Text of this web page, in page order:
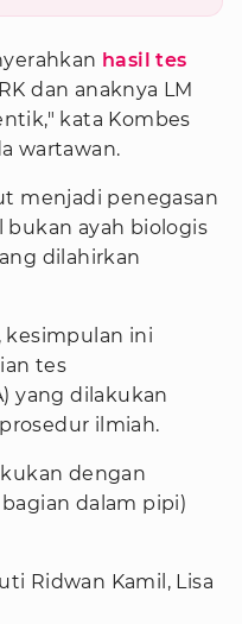
hasil tes
dan anaknya LM
kata Kombes
wartawan.
menjadi penegasan
bukan ayah biologis
dilahirkan
kesimpulan ini
tes
yang dilakukan
ilmiah.
dengan
dalam pipi)
Ridwan Kamil, Lisa